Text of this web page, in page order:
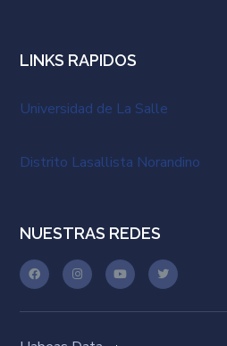
LINKS RAPIDOS
Universidad de La Salle
Distrito Lasallista Norandino
NUESTRAS REDES